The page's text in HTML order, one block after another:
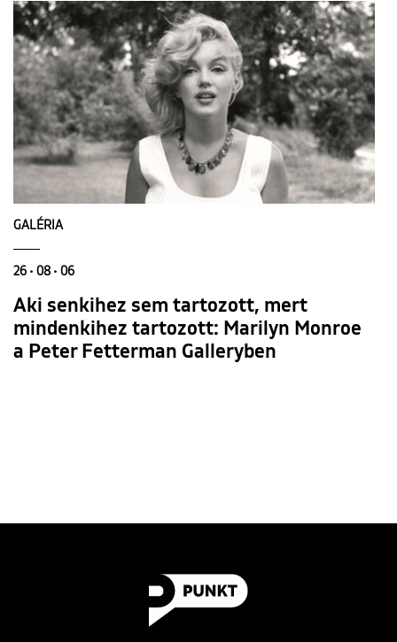
GALÉRIA
26 • 08 • 06
Aki senkihez sem tartozott, mert
mindenkihez tartozott: Marilyn Monroe
a Peter Fetterman Galleryben